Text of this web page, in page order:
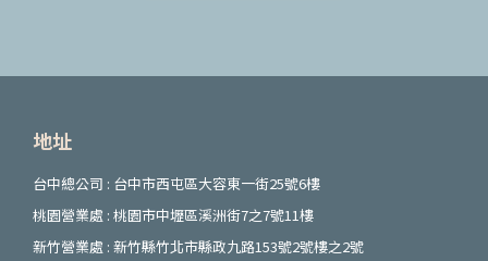
地址
台中總公司 : 台中市西屯區大容東一街25號6樓
桃園營業處 : 桃園市中壢區溪洲街7之7號11樓
新竹營業處 : 新竹縣竹北市縣政九路153號2號樓之2號